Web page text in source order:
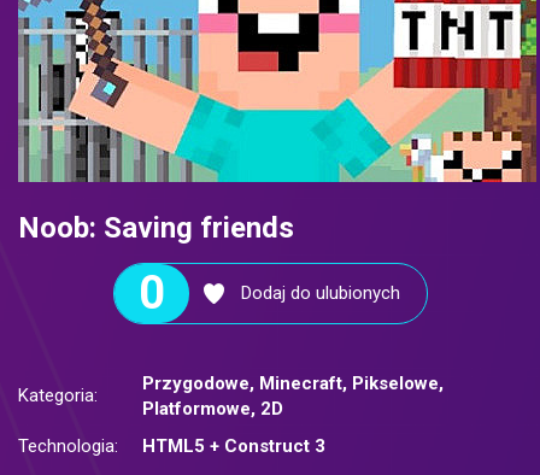
Noob: Saving friends
0 Dodaj do ulubionych
Kategoria:
Przygodowe, Minecraft, Pikselowe,
Platformowe, 2D
Technologia:
HTML5 + Construct 3